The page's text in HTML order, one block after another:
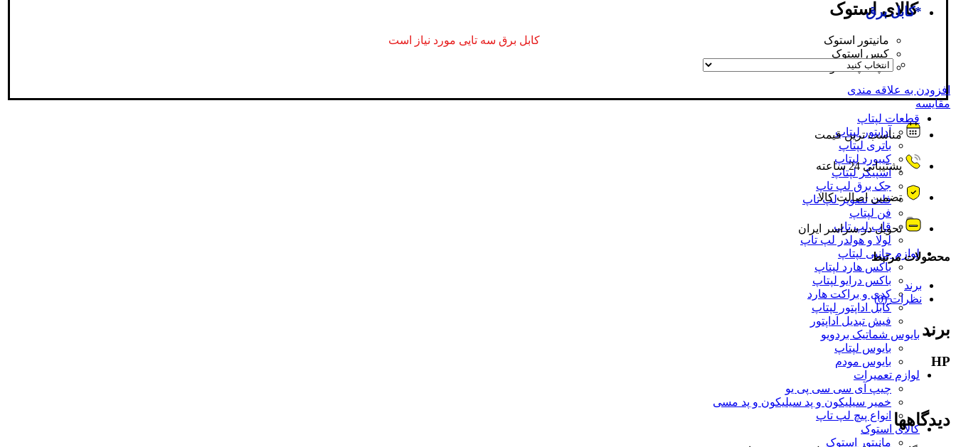
کالای استوک
مانیتور استوک
کیس استوک
لپ تاپ استوک
قطعات لپتاپ
آداپتور لپتاپ
باتری لپتاپ
کیبورد لپتاپ
اسپیکر لپتاپ
جک برق لپ تاپ
فلت تصویر لپ تاپ
فن لپتاپ
قاب لپ تاپ
لولا و هولدر لپ تاپ
لوازم جانبی لپتاپ
باکس هارد لپتاپ
باکس درایو لپتاپ
کدی و براکت هارد
کابل اداپتور لپتاپ
فیش تبدیل آداپتور
بایوس شماتیک بردویو
بایوس لپتاپ
بایوس مودم
لوازم تعمیرات
چیپ آی سی سی پی یو
خمیر سیلیکون و پد سیلیکون و پد مسی
انواع پیچ لپ تاپ
کالای استوک
مانیتور استوک
*کابل برق
کابل برق سه تایی مورد نیاز است
افزودن به علاقه مندی
مقایسه
مناسب ترین قیمت
پشتیبانی 24 ساعته
تضمین اصالت کالا
تحویل در سراسر ایران
محصولات مرتبط
برند
نظرات (0)
برند
HP
دیدگاهها